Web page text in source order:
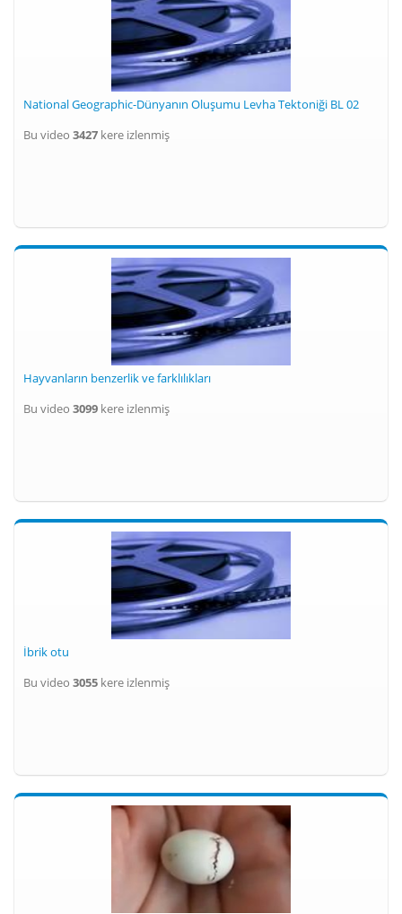
National Geographic-Dünyanın Oluşumu Levha Tektoniği BL 02
Bu video 3427 kere izlenmiş
Hayvanların benzerlik ve farklılıkları
Bu video 3099 kere izlenmiş
İbrik otu
Bu video 3055 kere izlenmiş